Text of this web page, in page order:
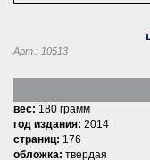
Арт.: 10513
вес: 180 грамм
год издания: 2014
страниц: 176
обложка: твердая